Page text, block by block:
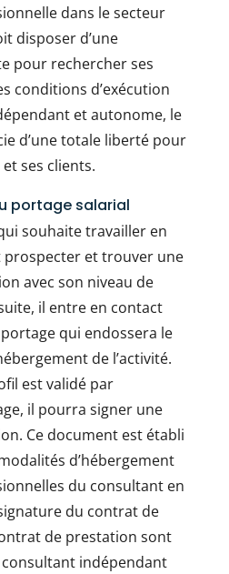
dans le secteur
disposer d’une
pour rechercher ses
conditions d’exécution
et autonome, le
d’une totale liberté pour
ses clients.
portage salarial
souhaite travailler en
et trouver une
avec son niveau de
il entre en contact
qui endossera le
de l’activité.
est validé par
il pourra signer une
Ce document est établi
d’hébergement
du consultant en
du contrat de
de prestation sont
indépendant